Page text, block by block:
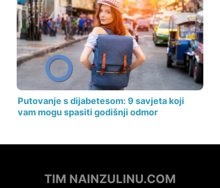
Putovanje s dijabetesom: 9 savjeta koji
vam mogu spasiti godišnji odmor
TIM NAINZULINU.COM